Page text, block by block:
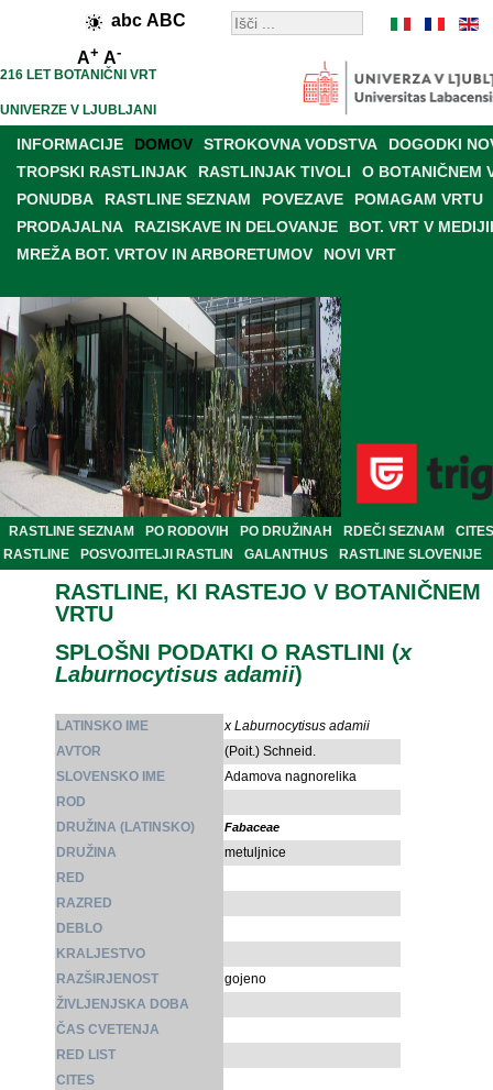
abc ABC
A+ A-
216 LET BOTANIČNI VRT
UNIVERZE V LJUBLJANI
INFORMACIJE DOMOV STROKOVNA VODSTVA
DOGODKI
TROPSKI RASTLINJAK
RASTLINJAK TIVOLI
O BOTANIČNEM
PONUDBA
RASTLINE SEZNAM POVEZAVE
POMAGAM VRTU
PRODAJALNA
RAZISKAVE IN DELOVANJE
BOT. VRT V
MREŽA BOT. VRTOV IN ARBORETUMOV
NOVI VRT
RASTLINE SEZNAM PO RODOVIH PO DRUŽINAH RDEČI SEZNAM
CITES
RASTLINE
POSVOJITELJI RASTLIN GALANTHUS RASTLINE SLOVENIJE
RASTLINE, KI RASTEJO V BOTANIČNEM
VRTU
SPLOŠNI PODATKI O RASTLINI (x
Laburnocytisus adamii)
LATINSKO IME
x Laburnocytisus adamii
AVTOR
(Poit.) Schneid.
SLOVENSKO IME
Adamova nagnorelika
ROD
DRUŽINA (LATINSKO)
Fabaceae
DRUŽINA
metuljnice
RED
RAZRED
DEBLO
KRALJESTVO
RAZŠIRJENOST
gojeno
ŽIVLJENJSKA DOBA
ČAS CVETENJA
RED LIST
CITES